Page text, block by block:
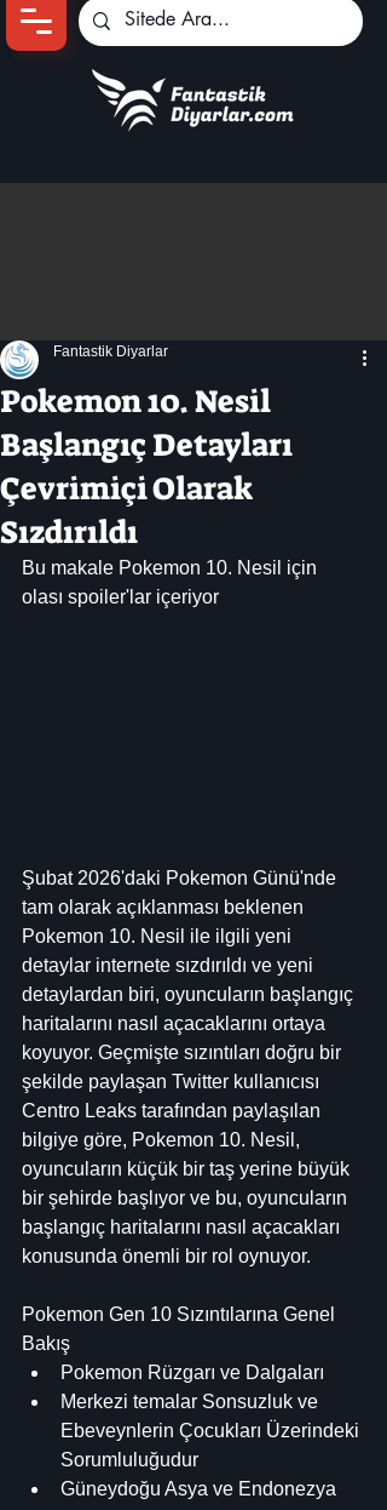
Black Desert
Dizi-Film Haberleri
Pokemon 10. Nesil
Başlangıç ​​Detayları
Çevrimiçi Olarak
Sızdırıldı
Fantastik Diyarlar
Bu makale Pokemon 10. Nesil için
olası spoiler'lar içeriyor
Şubat 2026'daki Pokemon Günü'nde
tam olarak açıklanması beklenen
Pokemon 10. Nesil ile ilgili yeni
detaylar internete sızdırıldı ve yeni
detaylardan biri, oyuncuların başlangıç ​​
haritalarını nasıl açacaklarını ortaya
koyuyor. Geçmişte sızıntıları doğru bir
şekilde paylaşan Twitter kullanıcısı
Centro Leaks tarafından paylaşılan
bilgiye göre, Pokemon 10. Nesil,
oyuncuların küçük bir taş yerine büyük
bir şehirde başlıyor ve bu, oyuncuların
başlangıç ​​haritalarını nasıl açacakları
konusunda önemli bir rol oynuyor.
Pokemon Gen 10 Sızıntılarına Genel
Bakış
Pokemon Rüzgarı ve Dalgaları
Merkezi temalar Sonsuzluk ve
Ebeveynlerin Çocukları Üzerindeki
Sorumluluğudur
Güneydoğu Asya ve Endonezya